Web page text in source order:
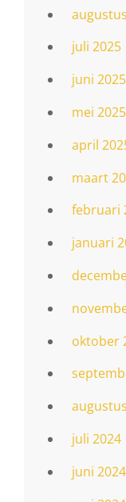
juli 2025
juni 2025
mei 2025
april
maart
februari
januari
oktober
juli 2024
juni 2024